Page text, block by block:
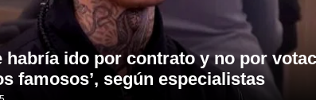
habría ido por contrato y no por
famosos’, según especialistas